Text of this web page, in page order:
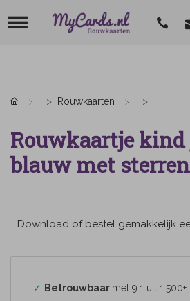
Rouwkaarten
Rouwkaartje kind
blauw met sterren
Download of bestel gemakkelijk
✓ Betrouwbaar met 9.1 uit